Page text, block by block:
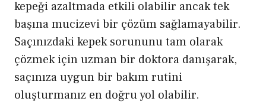
kepeği azaltmada etkili olabilir ancak tek
başına mucizevi bir çözüm sağlamayabilir.
Saçınızdaki kepek sorununu tam olarak
çözmek için uzman bir doktora danışarak,
saçınıza uygun bir bakım rutini
oluşturmanız en doğru yol olabilir.